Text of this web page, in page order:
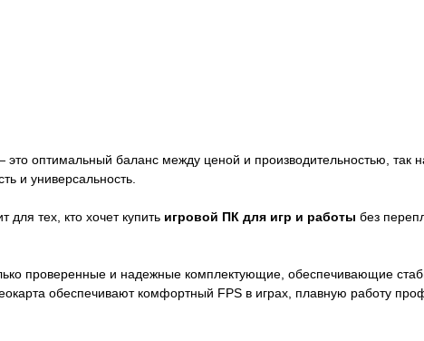
это оптимальный баланс между ценой и производительностью, так
и универсальность.
для тех, кто хочет купить игровой ПК для игр и работы без
проверенные и надежные комплектующие, обеспечивающие
обеспечивают комфортный FPS в играх, плавную работу